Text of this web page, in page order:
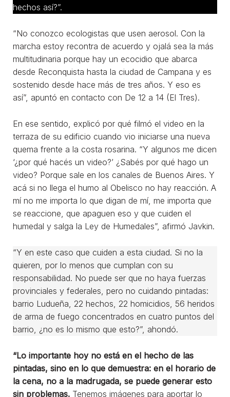
hechos así?”.
“No conozco ecologistas que usen aerosol. Con la
marcha estoy recontra de acuerdo y ojalá sea la más
multitudinaria porque hay un ecocidio que abarca
desde Reconquista hasta la ciudad de Campana y es
sostenido desde hace más de tres años. Y eso es
así”, apuntó en contacto con De 12 a 14 (El Tres).
En ese sentido, explicó por qué filmó el video en la
terraza de su edificio cuando vio iniciarse una nueva
quema frente a la costa rosarina. “Y algunos me dicen
‘¿por qué hacés un video?’ ¿Sabés por qué hago un
video? Porque sale en los canales de Buenos Aires. Y
acá si no llega el humo al Obelisco no hay reacción. A
mí no me importa lo que digan de mí, me importa que
se reaccione, que apaguen eso y que cuiden el
humedal y salga la Ley de Humedales”, afirmó Javkin.
“Y en este caso que cuiden a esta ciudad. Si no la
quieren, por lo menos que cumplan con su
responsabilidad. No puede ser que no haya fuerzas
provinciales y federales, pero no cuidando pintadas:
barrio Ludueña, 22 hechos, 22 homicidios, 56 heridos
de arma de fuego concentrados en cuatro puntos del
barrio, ¿no es lo mismo que esto?”, ahondó.
“Lo importante hoy no está en el hecho de las
pintadas, sino en lo que demuestra: en el horario de
la cena, no a la madrugada, se puede generar esto
sin problemas. Tenemos imágenes para aportar lo